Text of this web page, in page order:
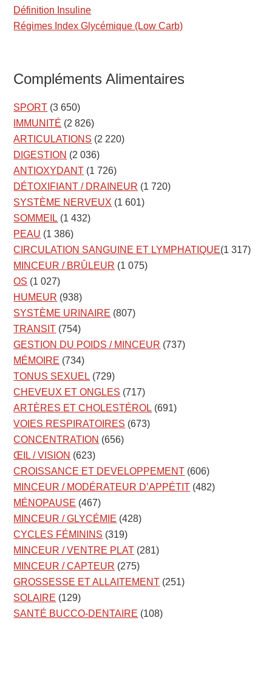
Définition Insuline
Régimes Index Glycémique (Low Carb)
Compléments Alimentaires
SPORT (3 650)
IMMUNITÉ (2 826)
ARTICULATIONS (2 220)
DIGESTION (2 036)
ANTIOXYDANT (1 726)
DÉTOXIFIANT / DRAINEUR (1 720)
SYSTÈME NERVEUX (1 601)
SOMMEIL (1 432)
PEAU (1 386)
CIRCULATION SANGUINE ET LYMPHATIQUE(1 317)
MINCEUR / BRÛLEUR (1 075)
OS (1 027)
HUMEUR (938)
SYSTÈME URINAIRE (807)
TRANSIT (754)
GESTION DU POIDS / MINCEUR (737)
MÉMOIRE (734)
TONUS SEXUEL (729)
CHEVEUX ET ONGLES (717)
ARTÈRES ET CHOLESTÉROL (691)
VOIES RESPIRATOIRES (673)
CONCENTRATION (656)
ŒIL / VISION (623)
CROISSANCE ET DEVELOPPEMENT (606)
MINCEUR / MODÉRATEUR D’APPÉTIT (482)
MÉNOPAUSE (467)
MINCEUR / GLYCÉMIE (428)
CYCLES FÉMININS (319)
MINCEUR / VENTRE PLAT (281)
MINCEUR / CAPTEUR (275)
GROSSESSE ET ALLAITEMENT (251)
SOLAIRE (129)
SANTÉ BUCCO-DENTAIRE (108)